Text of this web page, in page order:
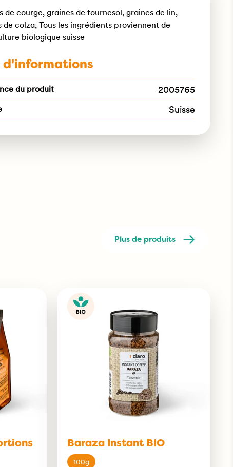
de courge, graines de tournesol, graines de lin,
de colza, Tous les ingrédients proviennent de
biologique suisse
d'informations
du produit 2005765
Suisse
Plus de produits
Baraza Instant BIO
100g